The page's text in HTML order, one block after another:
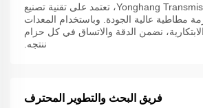
شركتنا، Yonghang Transmission، تعتمد على تقنية تصنيع
مطاطية عالية الجودة. وباستخدام المعدات
الابتكارية، نضمن الدقة والاتساق في كل حزام
ننتجه.
فريق البحث والتطوير المحترف